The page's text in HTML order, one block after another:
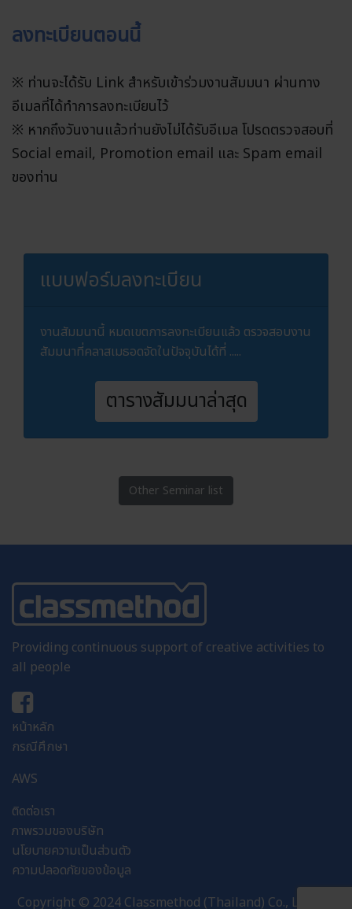
ลงทะเบียนตอนนี้
※ ท่านจะได้รับ Link สำหรับเข้าร่วมงานสัมมนา ผ่านทาง
อีเมลที่ได้ทำการลงทะเบียนไว้
※ หากถึงวันงานแล้วท่านยังไม่ได้รับอีเมล โปรดตรวจสอบที่
Social email, Promotion email และ Spam email
ของท่าน
แบบฟอร์มลงทะเบียน
งานสัมมนานี้ หมดเขตการลงทะเบียนแล้ว ตรวจสอบงาน
สัมมนาที่คลาสเมธอดจัดในปัจจุบันได้ที่ .....
ตารางสัมมนาล่าสุด
Other Seminar list
Providing continuous support of creative activities to
all people
หน้าหลัก
กรณีศึกษา
AWS
ติดต่อเรา
ภาพรวมของบริษัท
นโยบายความเป็นส่วนตัว
ความปลอดภัยของข้อมูล
Copyright © 2024 Classmethod (Thailand) Co., Ltd . All